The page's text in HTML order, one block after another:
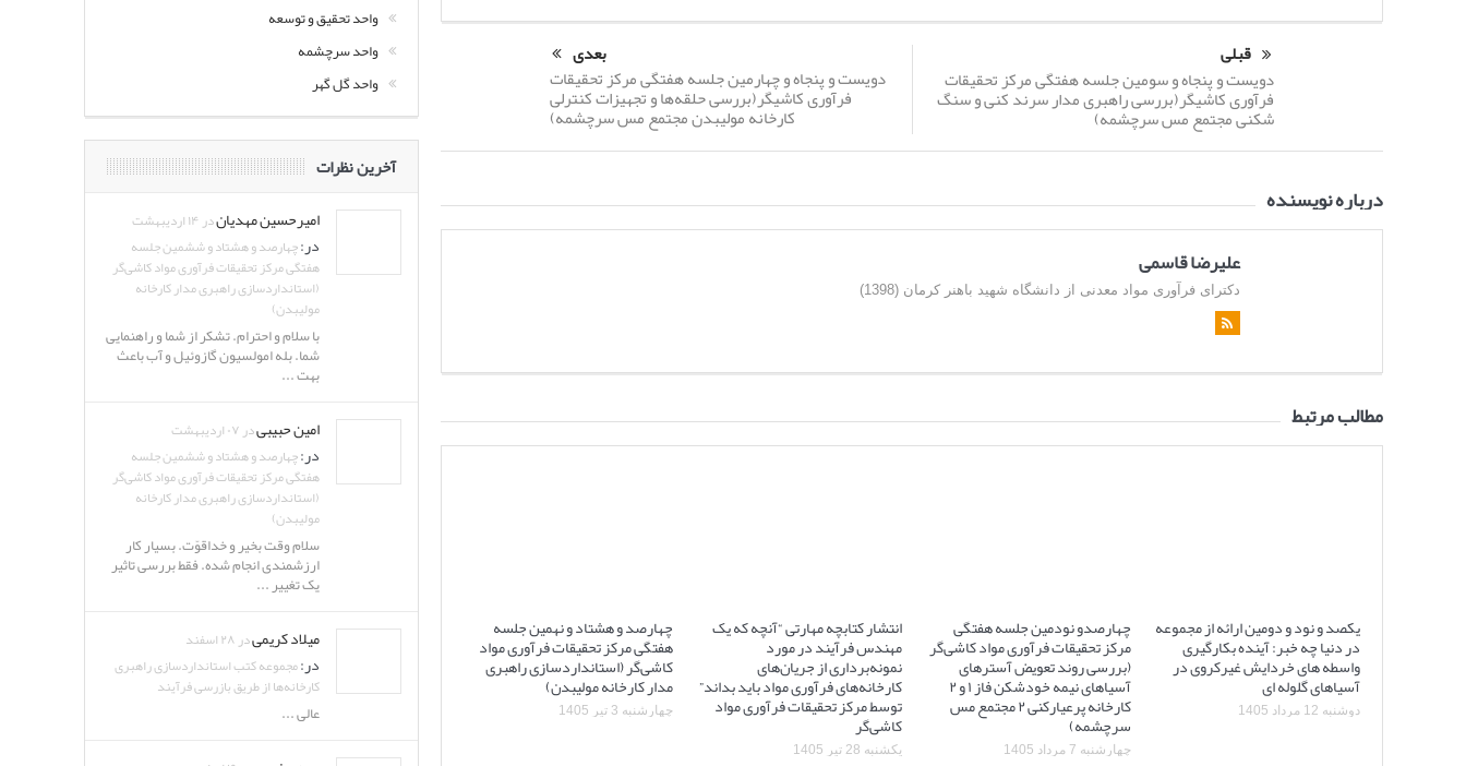
قبلی
دویست و پنجاه و سومین جلسه هفتگی مرکز تحقیقات
فرآوری کاشیگر(بررسی راهبری مدار سرند کنی و سنگ
شکنی مجتمع مس سرچشمه)
بعدی
دویست و پنجاه و چهارمین جلسه هفتگی مرکز تحقیقات
فرآوری کاشیگر(بررسی حلقه‌ها و تجهیزات کنترلی
کارخانه مولیبدن مجتمع مس سرچشمه)
درباره نویسنده
علیرضا قاسمی
دکترای فرآوری مواد معدنی از دانشگاه شهید باهنر کرمان (1398)
مطالب مرتبط
یکصد و نود و دومین ارائه از مجموعه
در دنیا چه خبر: آینده بکارگیری
واسطه های خردایش غیرکروی در
آسیاهای گلوله ای
دوشنبه 12 مرداد 1405
چهارصدو نودمین جلسه هفتگی
مرکز تحقیقات فرآوری مواد کاشی‌گر
(بررسی روند تعویض آسترهای
آسیاهای نیمه خودشکن فاز ۱ و ۲
کارخانه پرعیارکنی ۲ مجتمع مس
سرچشمه)
چهارشنبه 7 مرداد 1405
انتشار کتابچه مهارتی “آنچه که یک
مهندس فرآیند در مورد
نمونه‌برداری از جریان‌های
کارخانه‌های فرآوری مواد باید بداند”
توسط مرکز تحقیقات فرآوری مواد
کاشی‌گر
یکشنبه 28 تیر 1405
چهارصد و هشتاد و نهمین جلسه
هفتگی مرکز تحقیقات فرآوری مواد
کاشی‌گر (استانداردسازی راهبری
مدار کارخانه مولیبدن)
چهارشنبه 3 تیر 1405
واحد تحقیق و توسعه
واحد سرچشمه
واحد گل گهر
آخرین نظرات
امیرحسین مهدیاندر ۱۴ اردیبهشت
در:چهارصد و هشتاد و ششمین جلسه
هفتگی مرکز تحقیقات فرآوری مواد کاشی‌گر
(استانداردسازی راهبری مدار کارخانه
مولیبدن)
با سلام و احترام. تشکر از شما و راهنمایی
شما. بله امولسیون گازوئیل و آب باعث
بهت ...
امین حبیبیدر ۰۷ اردیبهشت
در:چهارصد و هشتاد و ششمین جلسه
هفتگی مرکز تحقیقات فرآوری مواد کاشی‌گر
(استانداردسازی راهبری مدار کارخانه
مولیبدن)
سلام وقت بخیر و خداقوّت. بسیار کار
ارزشمندی انجام شده. فقط بررسی تاثیر
یک تغییر ...
میلاد کریمیدر ۲۸ اسفند
در:مجموعه کتب استانداردسازی راهبری
کارخانه‌ها از طریق بازرسی فرآیند
عالی ...